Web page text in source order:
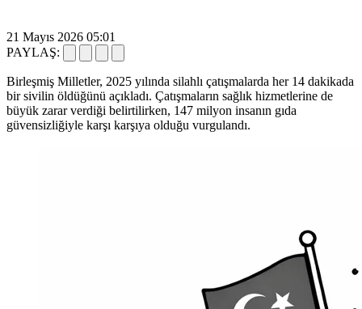
21 Mayıs 2026 05:01
PAYLAŞ:
Birleşmiş Milletler, 2025 yılında silahlı çatışmalarda her 14 dakikada
bir sivilin öldüğünü açıkladı. Çatışmaların sağlık hizmetlerine de
büyük zarar verdiği belirtilirken, 147 milyon insanın gıda
güvensizliğiyle karşı karşıya olduğu vurgulandı.